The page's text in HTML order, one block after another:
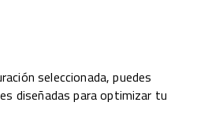
seleccionada, puedes
diseñadas para optimizar tu